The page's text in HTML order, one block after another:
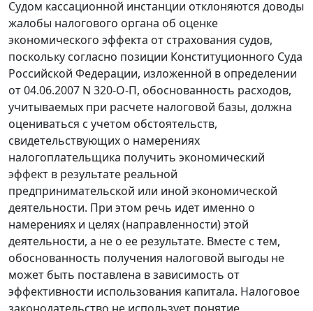
Судом кассационной инстанции отклоняются доводы
жалобы налогового органа об оценке
экономического эффекта от страхования судов,
поскольку согласно позиции Конституционного Суда
Российской Федерации, изложенной в определении
от 04.06.2007 N 320-О-П, обоснованность расходов,
учитываемых при расчете налоговой базы, должна
оцениваться с учетом обстоятельств,
свидетельствующих о намерениях
налогоплательщика получить экономический
эффект в результате реальной
предпринимательской или иной экономической
деятельности. При этом речь идет именно о
намерениях и целях (направленности) этой
деятельности, а не о ее результате. Вместе с тем,
обоснованность получения налоговой выгоды не
может быть поставлена в зависимость от
эффективности использования капитала. Налоговое